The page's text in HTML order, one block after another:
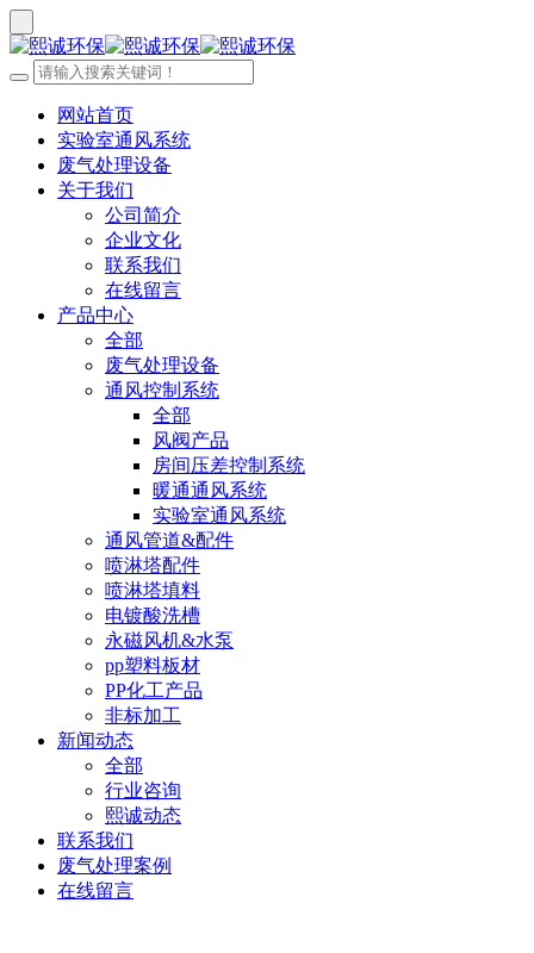
网站首页
实验室通风系统
废气处理设备
关于我们
公司简介
企业文化
联系我们
在线留言
产品中心
全部
废气处理设备
通风控制系统
全部
风阀产品
房间压差控制系统
暖通通风系统
实验室通风系统
通风管道&配件
喷淋塔配件
喷淋塔填料
电镀酸洗槽
永磁风机&水泵
pp塑料板材
PP化工产品
非标加工
新闻动态
全部
行业咨询
熙诚动态
联系我们
废气处理案例
在线留言